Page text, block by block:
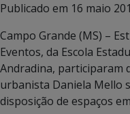
Publicado em 16 maio
Campo Grande (MS) –
Eventos, da Escola
Andradina, participaram
urbanista Daniela Mello
disposição de espaços